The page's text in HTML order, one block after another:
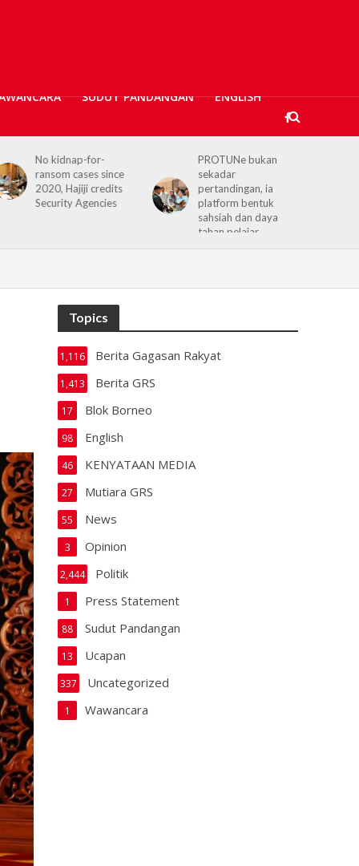
SUDUT PANDANGAN ENGLISH
No kidnap-for-
ransom cases since
2020, Hajiji credits
Security Agencies
PROTUNe bukan
sekadar
pertandingan, ia
platform bentuk
sahsiah dan daya
tahan pelajar
Topics
Berita Gagasan Rakyat
1,116
Berita GRS
1,413
Blok Borneo
17
English
98
KENYATAAN MEDIA
46
Mutiara GRS
27
News
55
Opinion
3
Politik
2,444
Press Statement
1
Sudut Pandangan
88
Ucapan
13
Uncategorized
337
Wawancara
1